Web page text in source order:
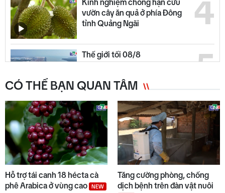
4
Kinh nghiệm chống hạn cứu
vườn cây ăn quả ở phía Đông
tỉnh Quảng Ngãi
5
Thế giới tối 08/8
6
Quảng Ngãi ngày mới 09/8 NEW
7
Đại biểu Đinh Thị Hồng Minh
đổi)
CÓ THỂ BẠN QUAN TÂM
Hỗ trợ tái canh 18 hécta cà
phê Arabica ở vùng cao
NEW
Tăng cường phòng, chống
dịch bệnh trên đàn vật nuôi